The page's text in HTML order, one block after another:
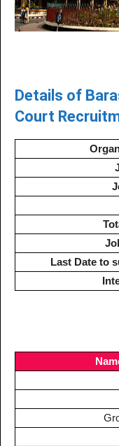
Details of
Court
Last Date to